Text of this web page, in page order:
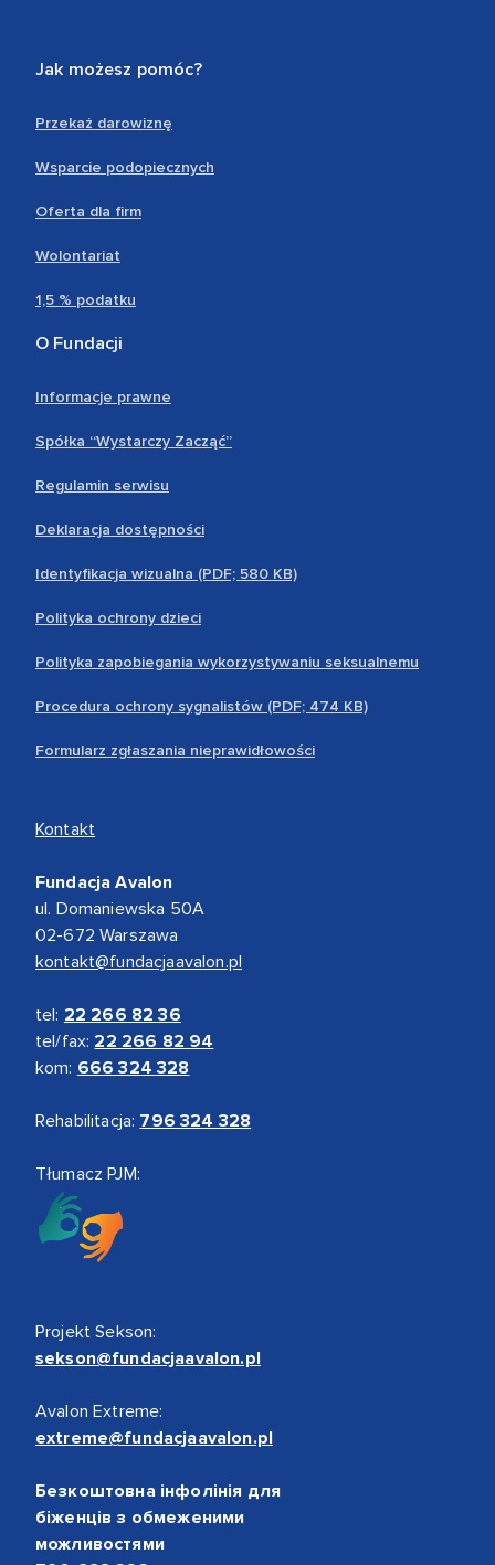
Jak możesz pomóc?
Przekaż darowiznę
Wsparcie podopiecznych
Oferta dla firm
Wolontariat
1,5 % podatku
O Fundacji
Informacje prawne
Spółka “Wystarczy Zacząć”
Regulamin serwisu
Deklaracja dostępności
Identyfikacja wizualna (PDF; 580 KB)
Polityka ochrony dzieci
Polityka zapobiegania wykorzystywaniu seksualnemu
Procedura ochrony sygnalistów (PDF; 474 KB)
Formularz zgłaszania nieprawidłowości
Kontakt
Fundacja Avalon
ul. Domaniewska 50A
02-672 Warszawa
kontakt@fundacjaavalon.pl
tel: 22 266 82 36
tel/fax: 22 266 82 94
kom: 666 324 328
Rehabilitacja: 796 324 328
Tłumacz PJM:
Projekt Sekson:
sekson@fundacjaavalon.pl
Avalon Extreme:
extreme@fundacjaavalon.pl
Безкоштовна інфолінія для
біженців з обмеженими
можливостями